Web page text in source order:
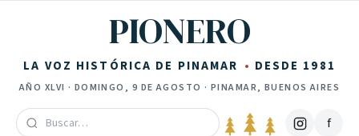
PIONERO
LA VOZ HISTÓRICA DE PINAMAR DESDE 1981
AÑO XLVI · DOMINGO, 9 DE AGOSTO · PINAMAR, BUENOS AIRES
f